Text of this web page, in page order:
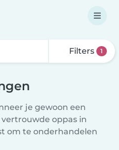
Filters 1
je gewoon een
oppas in
om te onderhandelen